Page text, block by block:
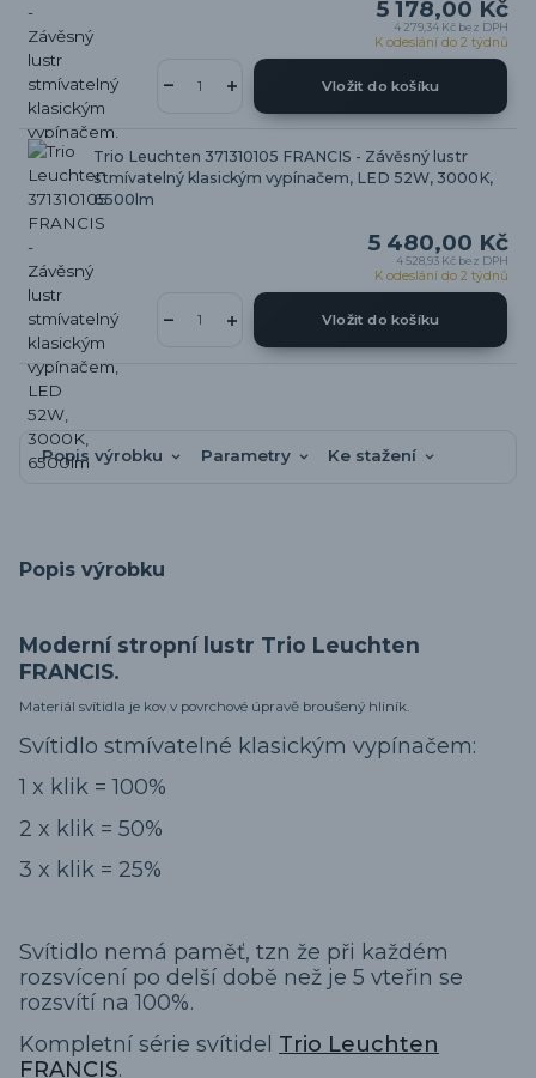
5 178,00 Kč
4 279,34 Kč bez DPH
K odeslání do 2 týdnů
Vložit do košíku
Trio Leuchten 371310105 FRANCIS - Závěsný lustr
stmívatelný klasickým vypínačem, LED 52W, 3000K,
6500lm
5 480,00 Kč
4 528,93 Kč bez DPH
K odeslání do 2 týdnů
Vložit do košíku
Popis výrobku Parametry Ke stažení
Popis výrobku
Moderní stropní lustr Trio Leuchten
FRANCIS.
Materiál svítidla je kov v povrchové úpravě broušený hliník.
Svítidlo stmívatelné klasickým vypínačem:
1 x klik = 100%
2 x klik = 50%
3 x klik = 25%
Svítidlo nemá paměť, tzn že při každém
rozsvícení po delší době než je 5 vteřin se
rozsvítí na 100%.
Kompletní série svítidel Trio Leuchten
FRANCIS.